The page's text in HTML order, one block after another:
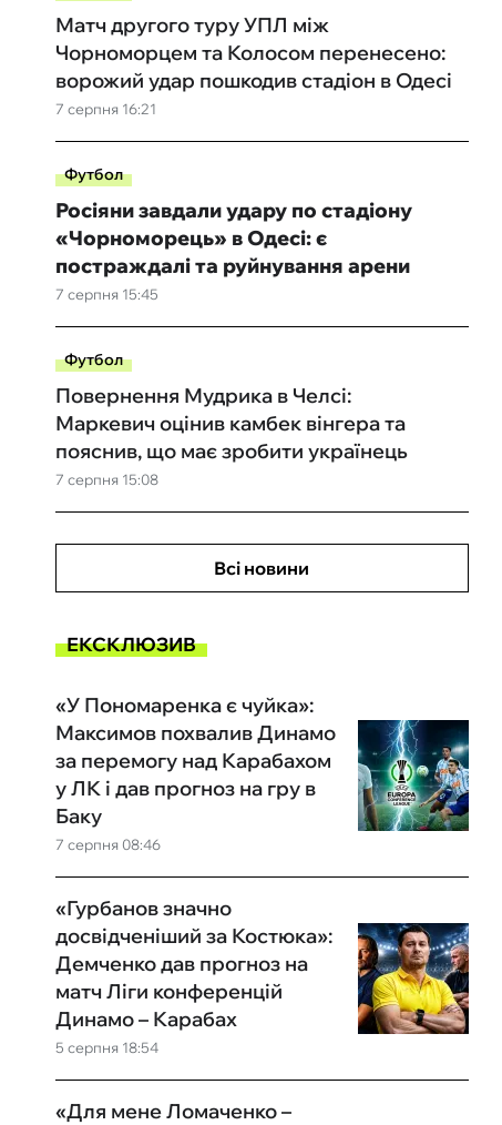
7 серпня 16:21
Матч другого туру УПЛ між
Чорноморцем та Колосом перенесено:
ворожий удар пошкодив стадіон в Одесі
Футбол
7 серпня 15:45
Росіяни завдали удару по стадіону
«Чорноморець» в Одесі: є
постраждалі та руйнування арени
Футбол
7 серпня 15:08
Повернення Мудрика в Челсі:
Маркевич оцінив камбек вінгера та
пояснив, що має зробити українець
Всі новини
ЕКСКЛЮЗИВ
7 серпня 08:46
«У Пономаренка є чуйка»:
Максимов похвалив Динамо
за перемогу над Карабахом
у ЛК і дав прогноз на гру в
Баку
5 серпня 18:54
«Гурбанов значно
досвідченіший за Костюка»:
Демченко дав прогноз на
матч Ліги конференцій
Динамо – Карабах
«Для мене Ломаченко –